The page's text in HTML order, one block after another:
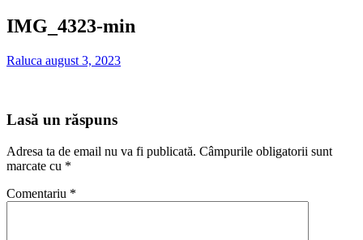
IMG_4323-min
Raluca august 3, 2023
Lasă un răspuns
Adresa ta de email nu va fi publicată. Câmpurile obligatorii sunt
marcate cu *
Comentariu *